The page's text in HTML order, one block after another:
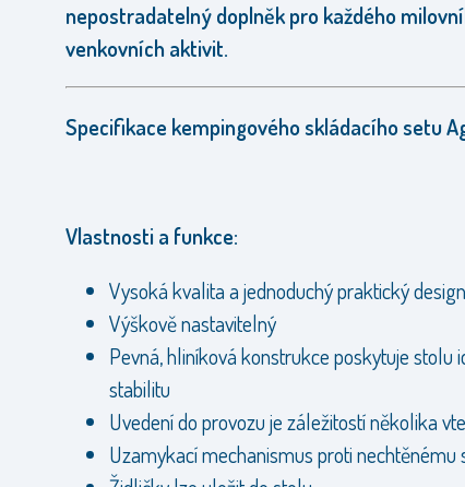
nepostradatelný doplněk pro každého
venkovních aktivit.
Specifikace kempingového skládacího setu
Vlastnosti a funkce:
Vysoká kvalita a jednoduchý praktický design
Výškově nastavitelný
Pevná, hliníková konstrukce poskytuje stolu
stabilitu
Uvedení do provozu je záležitostí několika
Uzamykací mechanismus proti nechtěnému